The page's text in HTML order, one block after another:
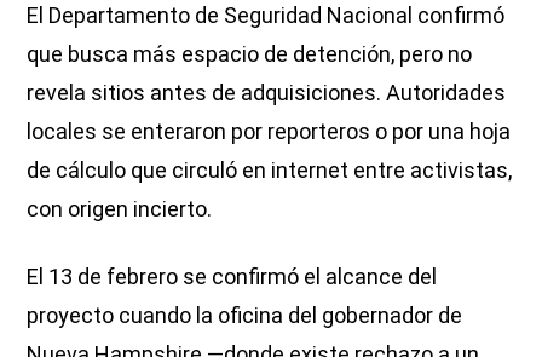
El Departamento de Seguridad Nacional confirmó
que busca más espacio de detención, pero no
revela sitios antes de adquisiciones. Autoridades
locales se enteraron por reporteros o por una hoja
de cálculo que circuló en internet entre activistas,
con origen incierto.
El 13 de febrero se confirmó el alcance del
proyecto cuando la oficina del gobernador de